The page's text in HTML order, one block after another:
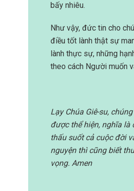
bấy nhiêu.
Như vậy, đức tin cho
điều tốt lành thật sự
lành thực sự, những
theo cách Người muốn
Lạy Chúa Giê-su,
được thể hiện, nghĩa
thấu suốt cả cuộc đời
nguyện thì cũng biết
vọng. Amen